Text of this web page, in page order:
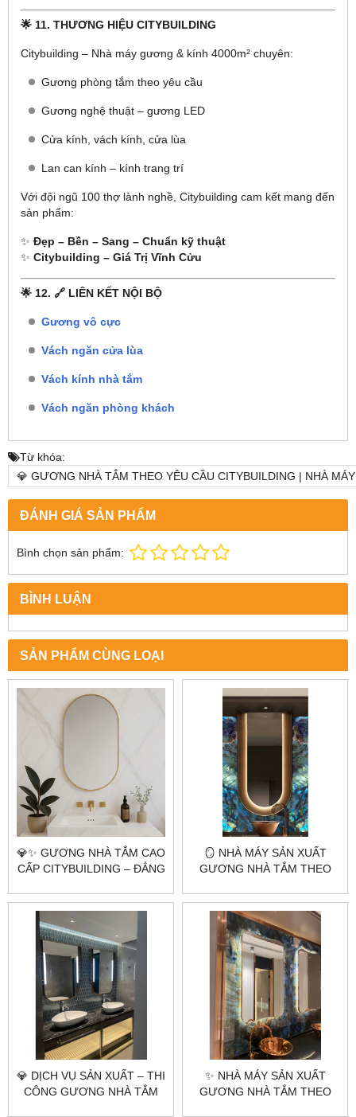
🌟 11. THƯƠNG HIỆU CITYBUILDING
Citybuilding – Nhà máy gương & kính 4000m² chuyên:
Gương phòng tắm theo yêu cầu
Gương nghệ thuật – gương LED
Cửa kính, vách kính, cửa lùa
Lan can kính – kính trang trí
Với đội ngũ 100 thợ lành nghề, Citybuilding cam kết mang đến
sản phẩm:
✨ Đẹp – Bền – Sang – Chuẩn kỹ thuật
✨ Citybuilding – Giá Trị Vĩnh Cửu
🌟 12. 🔗 LIÊN KẾT NỘI BỘ
Gương vô cực
Vách ngăn cửa lùa
Vách kính nhà tắm
Vách ngăn phòng khách
Từ khóa:
💎 GƯƠNG NHÀ TẮM THEO YÊU CẦU CITYBUILDING | NHÀ
ĐÁNH GIÁ SẢN PHẨM
Bình chọn sản phẩm:
BÌNH LUẬN
SẢN PHẨM CÙNG LOẠI
💎✨ GƯƠNG NHÀ TẮM CAO
CẤP CITYBUILDING – ĐẲNG
HOÀN HẢO ✨💎
🪞 NHÀ MÁY SẢN XUẤT
GƯƠNG NHÀ TẮM THEO
CHUYÊN GIA GƯƠNG CAO
CẤP HÀ NỘI & TP.HCM
💎 DỊCH VỤ SẢN XUẤT – THI
CÔNG GƯƠNG NHÀ TẮM
✨ NHÀ MÁY SẢN XUẤT
GƯƠNG NHÀ TẮM THEO